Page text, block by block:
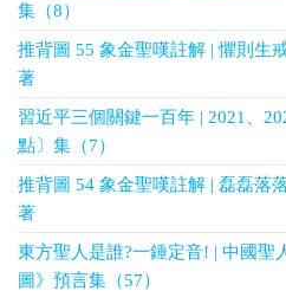
集（8）
推背圖 55 象金聖嘆註解 | 懼則生
著
習近平三個關鍵一百年 | 2021、
點〕集（7）
推背圖 54 象金聖嘆註解 | 磊磊落
著
東方聖人是誰?一錘定音! | 中國聖
圖》預言集（57）